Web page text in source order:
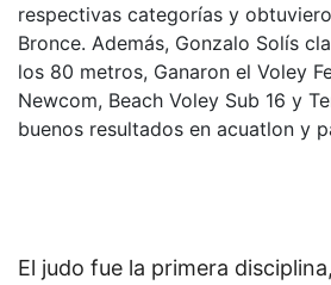
respectivas categorías y
Bronce. Además, Gonzalo Solís
los 80 metros, Ganaron el Voley
Newcom, Beach Voley Sub 16 y
buenos resultados en acuatlon y
El judo fue la primera